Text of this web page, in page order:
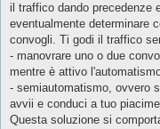
i
o
il traffico dando precedenze
eventualmente determinare
convogli. Ti godi il traffico
- manovrare uno o due
mentre è attivo
- semiautomatismo, ovvero
avvii e conduci a tuo
Questa soluzione si